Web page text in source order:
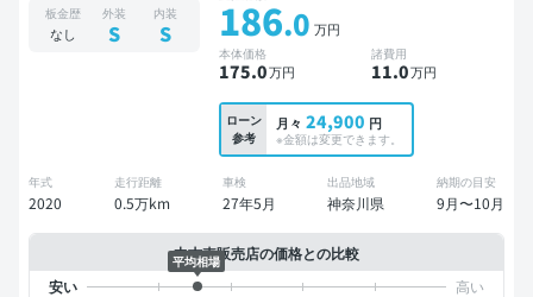
板金歴
なし
外装
S
内装
S 186.0 万円
本体価格
175.0万円
諸費用
11.0万円
ローン
参考
月々 24,900 円
※金額は変更できます。
年式
2020
走行距離
0.5万km
車検
27年5月
出品地域
神奈川県
納期の目安
9月〜10月
中古車販売店の価格との比較
平均相場